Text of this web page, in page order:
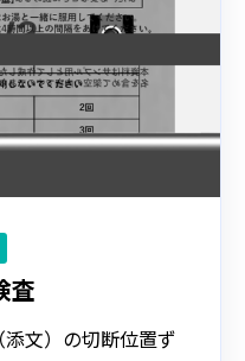
査
文）の切断位置ず